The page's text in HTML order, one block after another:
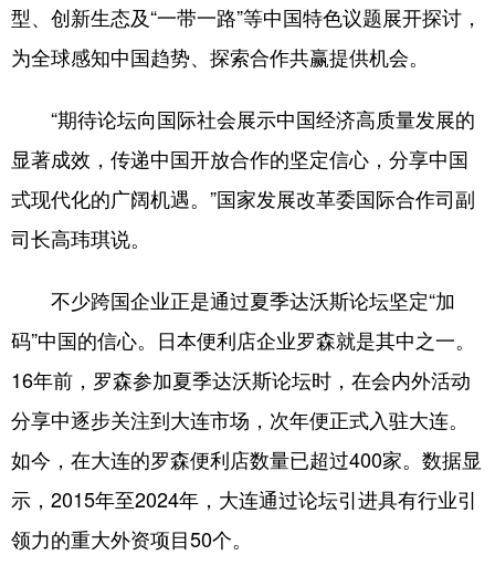
型、创新生态及“一带一路”等中国特色议题展开探讨，
为全球感知中国趋势、探索合作共赢提供机会。
“期待论坛向国际社会展示中国经济高质量发展的
显著成效，传递中国开放合作的坚定信心，分享中国
式现代化的广阔机遇。”国家发展改革委国际合作司副
司长高玮琪说。
不少跨国企业正是通过夏季达沃斯论坛坚定“加
码”中国的信心。日本便利店企业罗森就是其中之一。
16年前，罗森参加夏季达沃斯论坛时，在会内外活动
分享中逐步关注到大连市场，次年便正式入驻大连。
如今，在大连的罗森便利店数量已超过400家。数据显
示，2015年至2024年，大连通过论坛引进具有行业引
领力的重大外资项目50个。